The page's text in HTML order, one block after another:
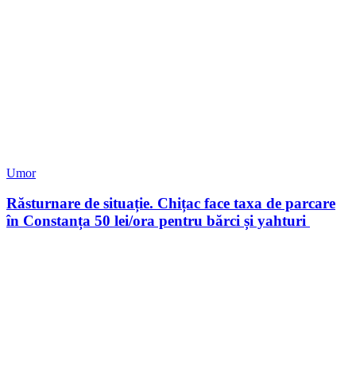
Umor
Răsturnare de situație. Chițac face taxa de parcare
în Constanța 50 lei/ora pentru bărci și yahturi